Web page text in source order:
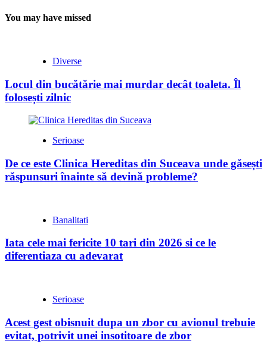
You may have missed
Diverse
Locul din bucătărie mai murdar decât toaleta. Îl
folosești zilnic
Serioase
De ce este Clinica Hereditas din Suceava unde găsești
răspunsuri înainte să devină probleme?
Banalitati
Iata cele mai fericite 10 tari din 2026 si ce le
diferentiaza cu adevarat
Serioase
Acest gest obisnuit dupa un zbor cu avionul trebuie
evitat, potrivit unei insotitoare de zbor